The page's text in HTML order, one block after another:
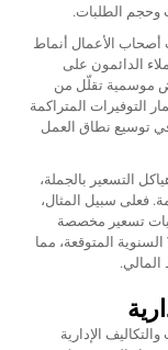
وحجم الطلبات.
أصحاب الأعمال أنماط
الدائمون على
موسمية تقلّل من
التوفيرات المتراكمة
توسيع نطاق العمل
التسعير بالجملة،
فعلى سبيل المثال،
تسعير مخصصة
استنادًا إلى أنماط استخدامها المحددة والVolumes السنوية المتوقعة، مما
المالي.
الإدارية